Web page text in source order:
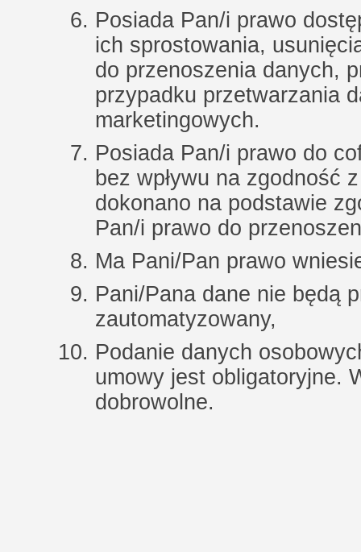
Posiada Pan/i prawo
ich sprostowania,
do przenoszenia danych,
przypadku przetwarzania
marketingowych.
Posiada Pan/i prawo do
bez wpływu na zgodność
dokonano na podstawie
Pan/i prawo do
Ma Pani/Pan prawo
Pani/Pana dane nie będą
zautomatyzowany,
Podanie danych
umowy jest obligatoryjne.
dobrowolne.